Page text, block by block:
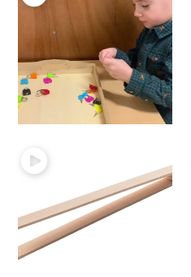
17 – le jeu des
cadenas
Motricité fine enfant
15 – Un jeu utile avec
la pince à cornichon